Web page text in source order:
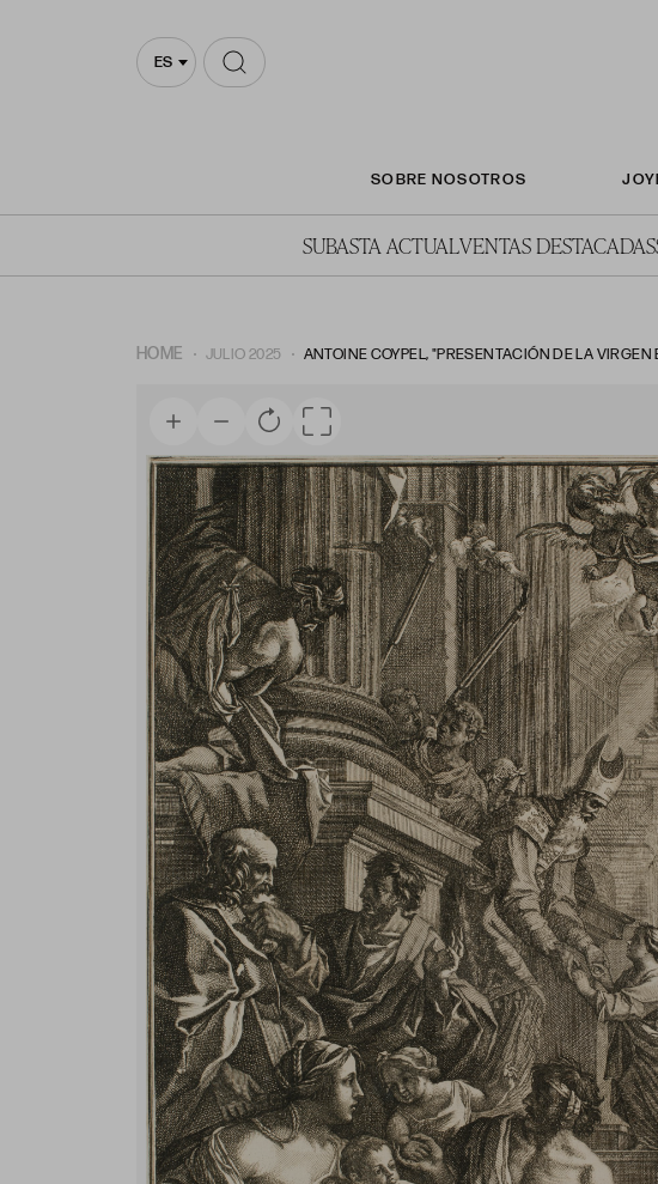
ES
SOBRE NOSOTROS
SUBASTA ACTUALVENTAS DESTACADAS
HOME JULIO 2025 ANTOINE COYPEL, "PRESENTACIÓN DE LA VIRGEN